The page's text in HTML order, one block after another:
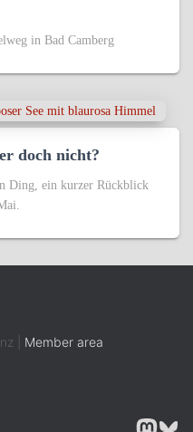
in Bad Camberg
doch nicht?
Ding, ein kurzer Rückblick
| Member area
MASTODON